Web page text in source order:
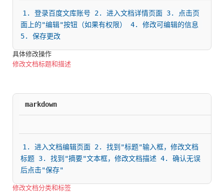
1. 登录百度文库账号 2. 进入文档详情页面 3. 点击页
面上的"编辑"按钮（如果有权限） 4. 修改可编辑的信息
5. 保存更改
具体修改操作
修改文档标题和描述
markdown
1. 进入文档编辑页面 2. 找到"标题"输入框，修改文档
标题 3. 找到"摘要"文本框，修改文档描述 4. 确认无误
后点击"保存"
修改文档分类和标签